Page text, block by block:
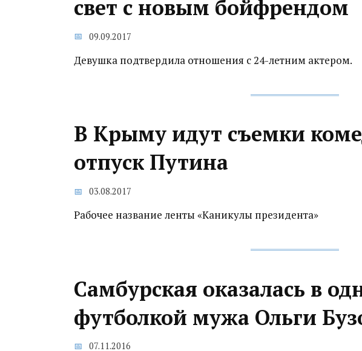
свет с новым бойфрендом
09.09.2017
Девушка подтвердила отношения с 24-летним актером.
В Крыму идут съемки
отпуск Путина
03.08.2017
Рабочее название ленты «Каникулы президента»
Самбурская оказалась в
футболкой мужа Ольги
07.11.2016